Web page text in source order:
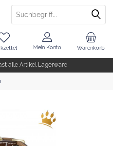
alle Artikel Lagerware
Warenkorb
Mein Konto